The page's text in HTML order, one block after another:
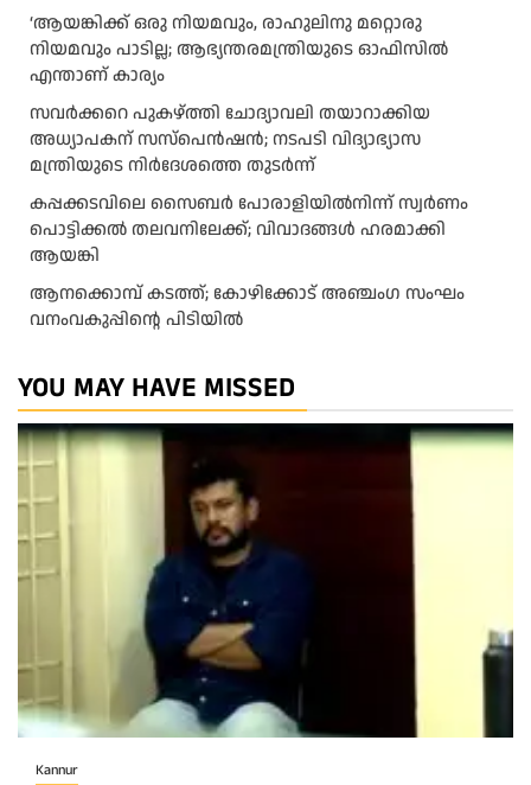
‘ആയങ്കിക്ക് ഒരു നിയമവും, രാഹുലിനു മറ്റൊരു
നിയമവും പാടില്ല; ആഭ്യന്തരമന്ത്രിയുടെ ഓഫിസിൽ
എന്താണ് കാര്യം
സവർക്കറെ പുകഴ്ത്തി ചോദ്യാവലി തയാറാക്കിയ
അധ്യാപകന് സസ്പെൻഷൻ; നടപടി വിദ്യാഭ്യാസ
മന്ത്രിയുടെ നിർദേശത്തെ തുടർന്ന്
കപ്പക്കടവിലെ സൈബർ പോരാളിയിൽനിന്ന് സ്വർണം
പൊട്ടിക്കൽ തലവനിലേക്ക്; വിവാദങ്ങൾ ഹരമാക്കി
ആയങ്കി
ആനക്കൊമ്പ് കടത്ത്; കോഴിക്കോട് അഞ്ചംഗ സംഘം
വനംവകുപ്പിന്റെ പിടിയിൽ
YOU MAY HAVE MISSED
Kannur